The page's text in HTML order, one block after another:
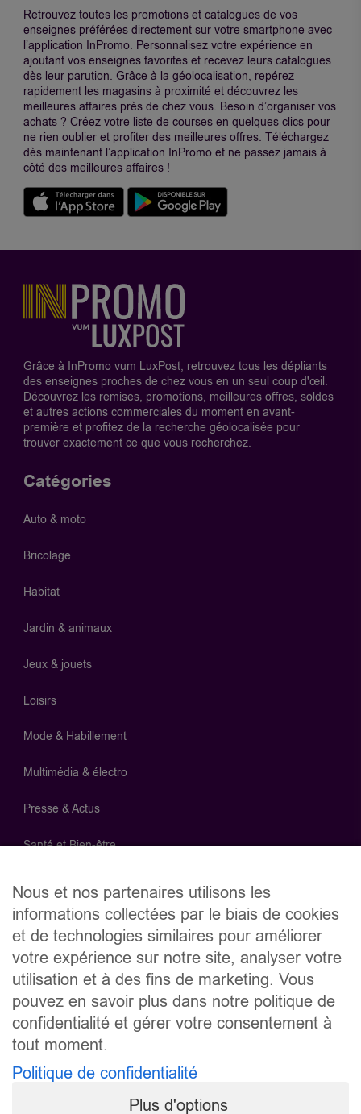
Retrouvez toutes les promotions et catalogues de vos
enseignes préférées directement sur votre smartphone avec
l’application InPromo. Personnalisez votre expérience en
ajoutant vos enseignes favorites et recevez leurs catalogues
dès leur parution. Grâce à la géolocalisation, repérez
rapidement les magasins à proximité et découvrez les
meilleures affaires près de chez vous. Besoin d’organiser vos
achats ? Créez votre liste de courses en quelques clics pour
ne rien oublier et profiter des meilleures offres. Téléchargez
dès maintenant l’application InPromo et ne passez jamais à
côté des meilleures affaires !
Grâce à InPromo vum LuxPost, retrouvez tous les dépliants
des enseignes proches de chez vous en un seul coup d'œil.
Découvrez les remises, promotions, meilleures offres, soldes
et autres actions commerciales du moment en avant-
première et profitez de la recherche géolocalisée pour
trouver exactement ce que vous recherchez.
Catégories
Auto & moto
Bricolage
Habitat
Jardin & animaux
Jeux & jouets
Loisirs
Mode & Habillement
Multimédia & électro
Presse & Actus
Santé et Bien-être
Télécom
Recevez toute l'actualité InPromo
Soyez informé des meilleures promotions en avant-première
en vous inscrivant à la newsletter InPromo vum LuxPost.
En vous inscrivant, vous acceptez la
Nous et nos partenaires utilisons les
informations collectées par le biais de cookies
et de technologies similaires pour améliorer
votre expérience sur notre site, analyser votre
utilisation et à des fins de marketing. Vous
pouvez en savoir plus dans notre politique de
confidentialité et gérer votre consentement à
tout moment.
Politique de confidentialité
Plus d'options